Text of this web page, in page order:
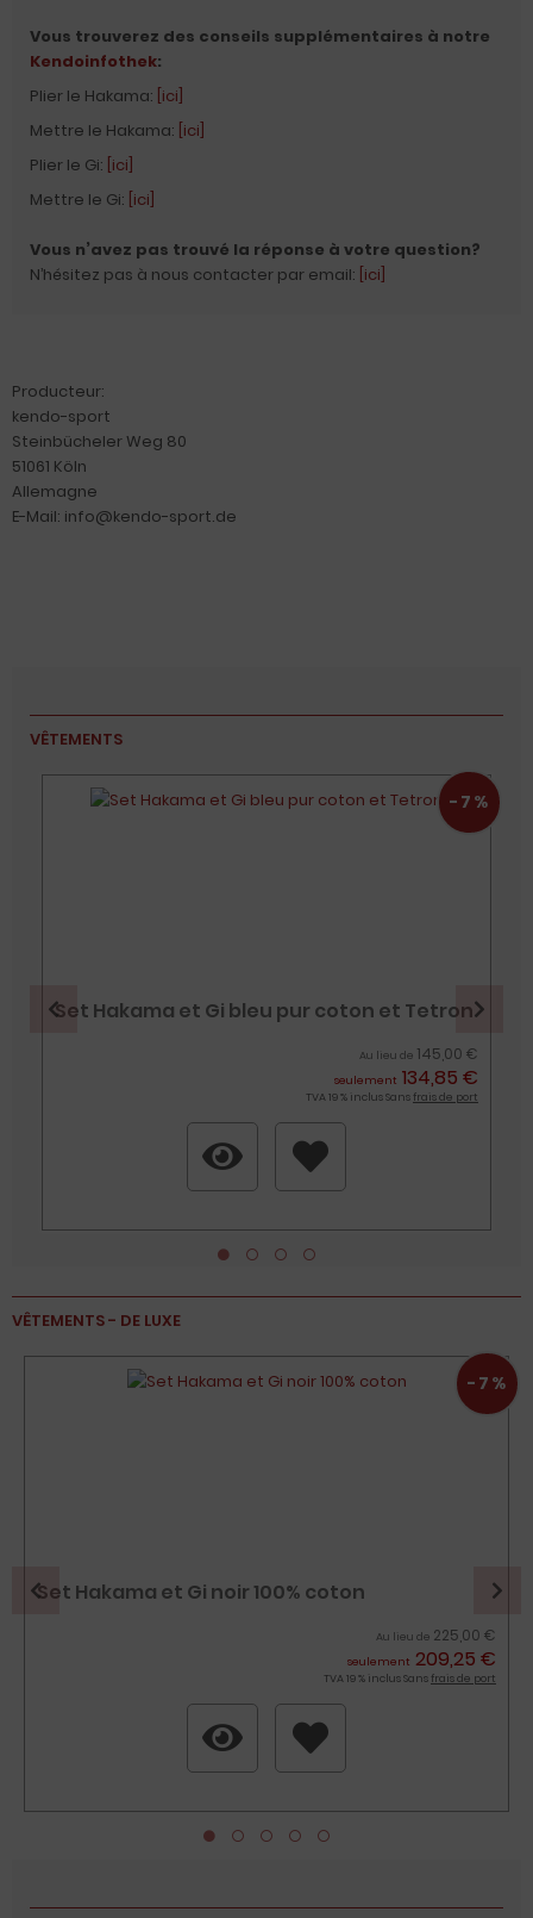
Vous trouverez des conseils supplémentaires à notre
Kendoinfothek:
Plier le Hakama: [ici]
Mettre le Hakama: [ici]
Plier le Gi: [ici]
Mettre le Gi: [ici]
Vous n’avez pas trouvé la réponse à votre question?
N’hésitez pas à nous contacter par email: [ici]
Producteur:
kendo-sport
Steinbücheler Weg 80
51061 Köln
Allemagne
E-Mail: info@kendo-sport.de
VÊTEMENTS
Set Hakama et Gi bleu pur coton et Tetron
Au lieu de 145,00 €
seulement 134,85 €
-7%
TVA 19 % inclus Sans frais de port
VÊTEMENTS - DE LUXE
Set Hakama et Gi noir 100% coton
Au lieu de 225,00 €
seulement 209,25 €
-7%
TVA 19 % inclus Sans frais de port